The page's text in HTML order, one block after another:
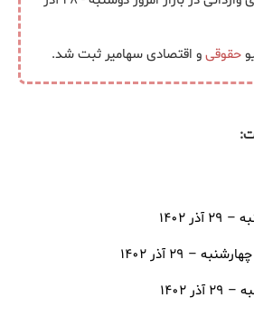
حقوقیو اقتصادی سهامیر ثبت شد.
۱۴۰۲
– ۲۹ آذر ۱۴۰۲
۱۴۰۲